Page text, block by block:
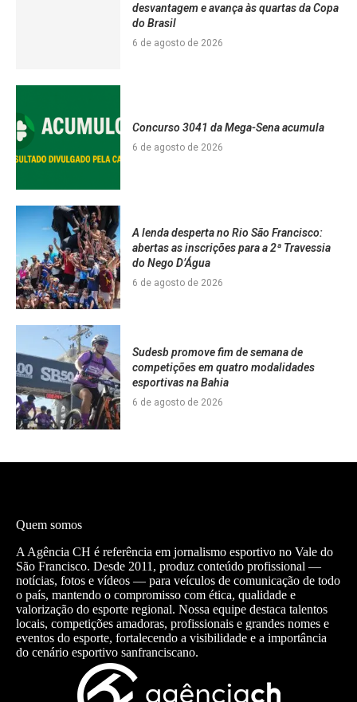
desvantagem e avança às quartas da Copa
do Brasil
6 de agosto de 2026
Concurso 3041 da Mega-Sena acumula
6 de agosto de 2026
A lenda desperta no Rio São Francisco:
abertas as inscrições para a 2ª Travessia
do Nego D’Água
6 de agosto de 2026
Sudesb promove fim de semana de
competições em quatro modalidades
esportivas na Bahia
6 de agosto de 2026
Quem somos
A Agência CH é referência em jornalismo esportivo no Vale do
São Francisco. Desde 2011, produz conteúdo profissional —
notícias, fotos e vídeos — para veículos de comunicação de todo
o país, mantendo o compromisso com ética, qualidade e
valorização do esporte regional. Nossa equipe destaca talentos
locais, competições amadoras, profissionais e grandes nomes e
eventos do esporte, fortalecendo a visibilidade e a importância
do cenário esportivo sanfranciscano.